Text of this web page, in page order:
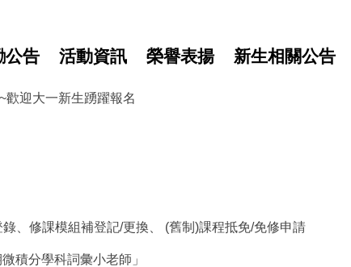
公告 活動資訊 榮譽表揚 新生相關公告
歡迎大一新生踴躍報名
、修課模組補登記/更換、 (舊制)課程抵免/免修申請
積分學科詞彙小老師」